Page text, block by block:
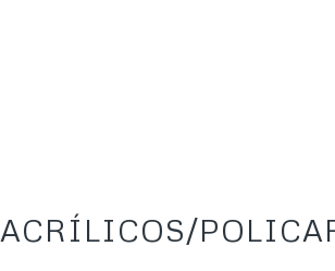
ACRÍLICOS/